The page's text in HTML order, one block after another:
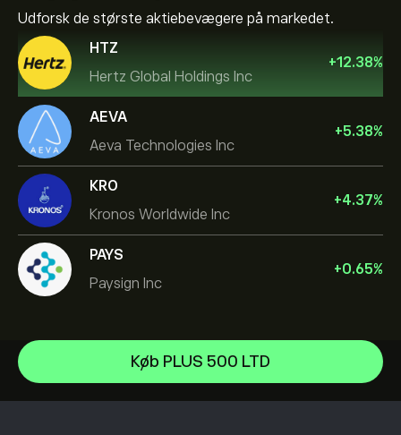
Udforsk de største aktiebevægere på markedet.
HTZ
Hertz Global Holdings Inc
+12.38%
AEVA
Aeva Technologies Inc
+5.38%
KRO
Kronos Worldwide Inc
+4.37%
PAYS
Paysign Inc
+0.65%
Køb PLUS 500 LTD
Micron Technology, Inc.
Vistra Corp